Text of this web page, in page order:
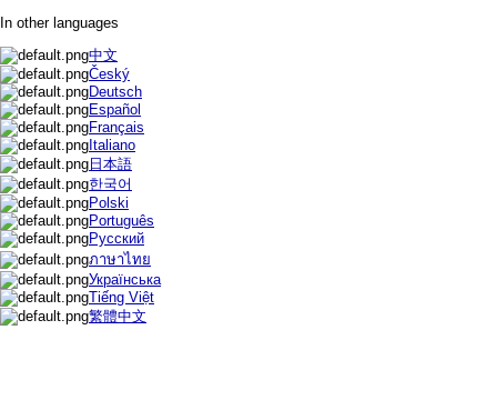
In other languages
中文
Český
Deutsch
Español
Français
Italiano
日本語
한국어
Polski
Português
Русский
ภาษาไทย
Українська
Tiếng Việt
繁體中文